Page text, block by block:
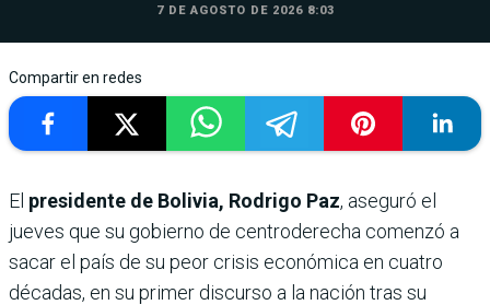
7 DE AGOSTO DE 2026 8:03
Compartir en redes
El presidente de Bolivia, Rodrigo Paz, aseguró el
jueves que su gobierno de centroderecha comenzó a
sacar el país de su peor crisis económica en cuatro
décadas, en su primer discurso a la nación tras su